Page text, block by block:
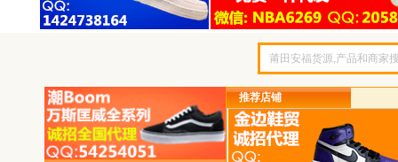
推荐店铺